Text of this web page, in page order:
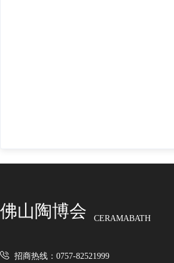
佛山陶博会 CERAMABATH
招商热线：0757-82521999